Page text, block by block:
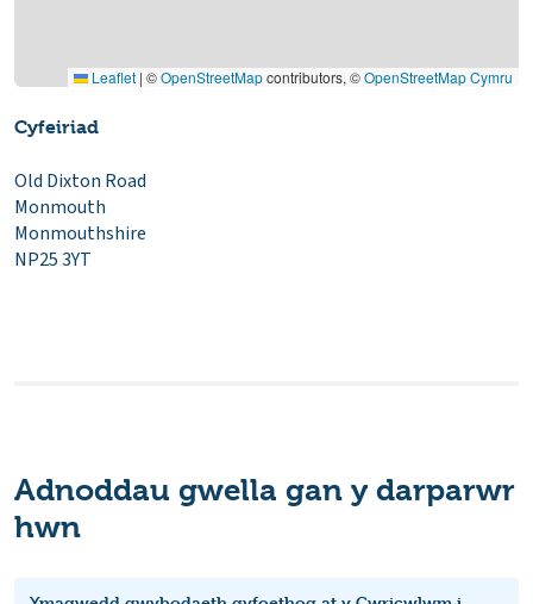
Leaflet | ©OpenStreetMapcontributors, ©OpenStreetMap Cymru
Cyfeiriad
Old Dixton Road
Monmouth
Monmouthshire
NP25 3YT
Adnoddau gwella gan y darparwr
hwn